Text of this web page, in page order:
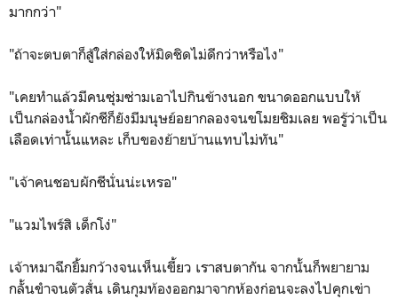
มากกว่า"
"ถ้าจะตบตาก็สู้ใส่กล่องให้มิดชิดไม่ดีกว่าหรือไง"
"เคยทำแล้วมีคนซุ่มซ่ามเอาไปกินข้างนอก ขนาดออกแบบให้
เป็นกล่องน้ำผักชีก็ยังมีมนุษย์อยากลองจนขโมยชิมเลย พอรู้ว่าเป็น
เลือดเท่านั้นแหละ เก็บของย้ายบ้านแทบไม่ทัน"
"เจ้าคนชอบผักชีนั่นน่ะเหรอ"
"แวมไพร์สิ เด็กโง่"
เจ้าหมาฉีกยิ้มกว้างจนเห็นเขี้ยว เราสบตากัน จากนั้นก็พยายาม
กลั้นขำจนตัวสั่น เดินกุมท้องออกมาจากห้องก่อนจะลงไปคุกเข่า